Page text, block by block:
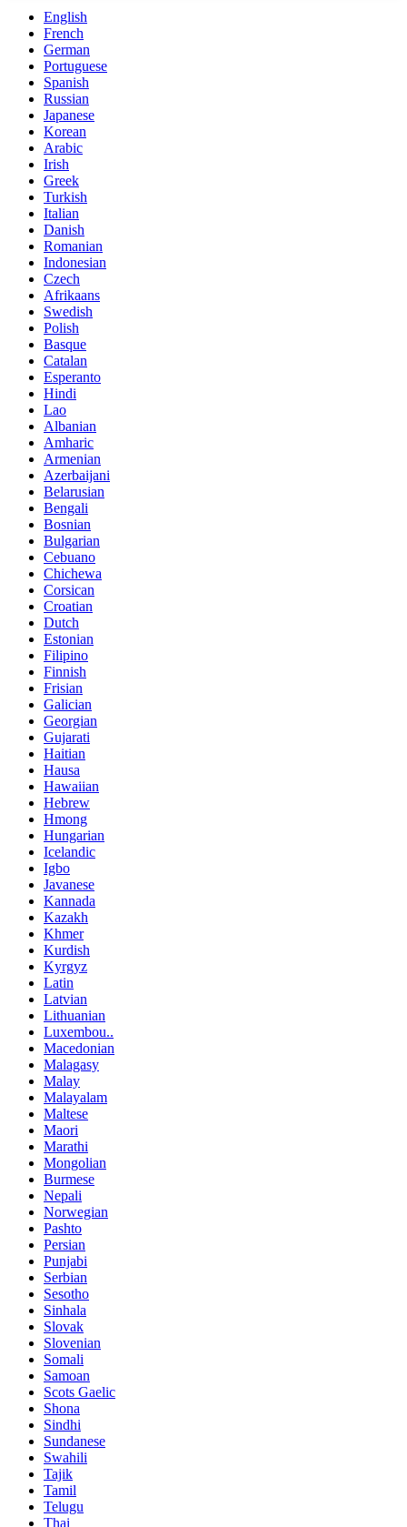
English
French
German
Portuguese
Spanish
Russian
Japanese
Korean
Arabic
Irish
Greek
Turkish
Italian
Danish
Romanian
Indonesian
Czech
Afrikaans
Swedish
Polish
Basque
Catalan
Esperanto
Hindi
Lao
Albanian
Amharic
Armenian
Azerbaijani
Belarusian
Bengali
Bosnian
Bulgarian
Cebuano
Chichewa
Corsican
Croatian
Dutch
Estonian
Filipino
Finnish
Frisian
Galician
Georgian
Gujarati
Haitian
Hausa
Hawaiian
Hebrew
Hmong
Hungarian
Icelandic
Igbo
Javanese
Kannada
Kazakh
Khmer
Kurdish
Kyrgyz
Latin
Latvian
Lithuanian
Luxembou..
Macedonian
Malagasy
Malay
Malayalam
Maltese
Maori
Marathi
Mongolian
Burmese
Nepali
Norwegian
Pashto
Persian
Punjabi
Serbian
Sesotho
Sinhala
Slovak
Slovenian
Somali
Samoan
Scots Gaelic
Shona
Sindhi
Sundanese
Swahili
Tajik
Tamil
Telugu
Thai